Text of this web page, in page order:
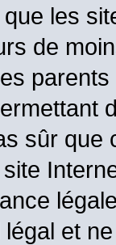
les
de
parents
sûr
et